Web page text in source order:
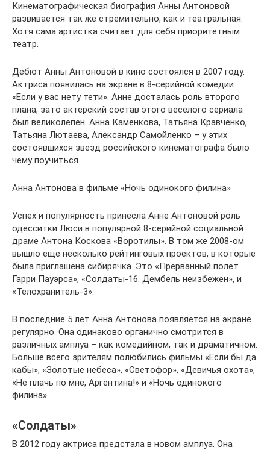
Кинематографическая биография Анны Антоновой
развивается так же стремительно, как и театральная.
Хотя сама артистка считает для себя приоритетным
театр.
Дебют Анны Антоновой в кино состоялся в 2007 году.
Актриса появилась на экране в 8-серийной комедии
«Если у вас нету тети». Анне досталась роль второго
плана, зато актерский состав этого веселого сериала
был великолепен. Анна Каменкова, Татьяна Кравченко,
Татьяна Лютаева, Александр Самойленко – у этих
состоявшихся звезд российского кинематографа было
чему поучиться.
Анна Антонова в фильме «Ночь одинокого филина»
Успех и популярность принесла Анне Антоновой роль
одесситки Люси в популярной 8-серийной социальной
драме Антона Коскова «Воротилы». В том же 2008-ом
вышло еще несколько рейтинговых проектов, в которые
была приглашена сибирячка. Это «Прерванный полет
Гарри Пауэрса», «Солдаты-16. Дембель неизбежен», и
«Телохранитель-3».
В последние 5 лет Анна Антонова появляется на экране
регулярно. Она одинаково органично смотрится в
различных амплуа – как комедийном, так и драматичном.
Больше всего зрителям полюбились фильмы «Если бы да
кабы», «Золотые небеса», «Светофор», «Девичья охота»,
«Не плачь по мне, Аргентина!» и «Ночь одинокого
филина».
«Солдаты»
В 2012 году актриса предстала в новом амплуа. Она